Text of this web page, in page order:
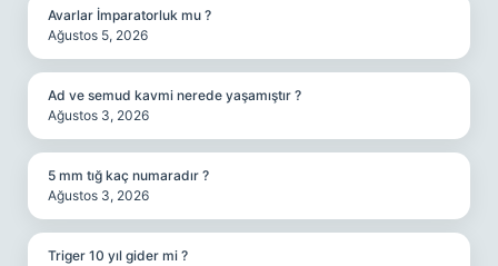
Avarlar İmparatorluk mu ?
Ağustos 5, 2026
Ad ve semud kavmi nerede yaşamıştır ?
Ağustos 3, 2026
5 mm tığ kaç numaradır ?
Ağustos 3, 2026
Triger 10 yıl gider mi ?